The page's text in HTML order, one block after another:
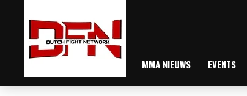
MMA NIEUWS EVENTS